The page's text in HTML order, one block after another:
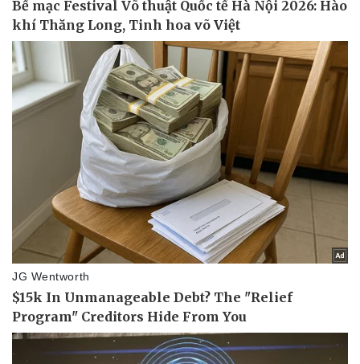
Pháp luật
Quân sự - Quốc phòng
Vũ khí
Việt Nam
Phân tích